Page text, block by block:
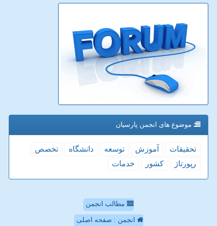
موضوع های انجمن پارسیان
تحقیقات آموزش توسعه دانشگاه
تخصص
رپورتاژ
كشور خدمات
مطالب انجمن
انجمن : صفحه اصلی